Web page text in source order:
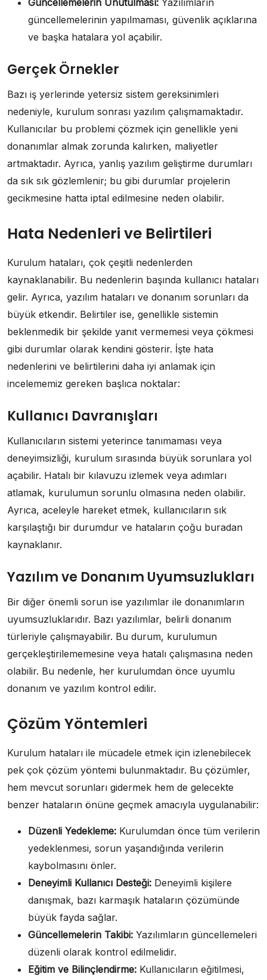
Güncellemelerin Unutulması: Yazılımların
güncellemelerinin yapılmaması, güvenlik açıklarına
ve başka hatalara yol açabilir.
Gerçek Örnekler
Bazı iş yerlerinde yetersiz sistem gereksinimleri
nedeniyle, kurulum sonrası yazılım çalışmamaktadır.
Kullanıcılar bu problemi çözmek için genellikle yeni
donanımlar almak zorunda kalırken, maliyetler
artmaktadır. Ayrıca, yanlış yazılım geliştirme durumları
da sık sık gözlemlenir; bu gibi durumlar projelerin
gecikmesine hatta iptal edilmesine neden olabilir.
Hata Nedenleri ve Belirtileri
Kurulum hataları, çok çeşitli nedenlerden
kaynaklanabilir. Bu nedenlerin başında kullanıcı hataları
gelir. Ayrıca, yazılım hataları ve donanım sorunları da
büyük etkendir. Belirtiler ise, genellikle sistemin
beklenmedik bir şekilde yanıt vermemesi veya çökmesi
gibi durumlar olarak kendini gösterir. İşte hata
nedenlerini ve belirtilerini daha iyi anlamak için
incelememiz gereken başlıca noktalar:
Kullanıcı Davranışları
Kullanıcıların sistemi yeterince tanımaması veya
deneyimsizliği, kurulum sırasında büyük sorunlara yol
açabilir. Hatalı bir kılavuzu izlemek veya adımları
atlamak, kurulumun sorunlu olmasına neden olabilir.
Ayrıca, aceleyle hareket etmek, kullanıcıların sık
karşılaştığı bir durumdur ve hataların çoğu buradan
kaynaklanır.
Yazılım ve Donanım Uyumsuzlukları
Bir diğer önemli sorun ise yazılımlar ile donanımların
uyumsuzluklarıdır. Bazı yazılımlar, belirli donanım
türleriyle çalışmayabilir. Bu durum, kurulumun
gerçekleştirilememesine veya hatalı çalışmasına neden
olabilir. Bu nedenle, her kurulumdan önce uyumlu
donanım ve yazılım kontrol edilir.
Çözüm Yöntemleri
Kurulum hataları ile mücadele etmek için izlenebilecek
pek çok çözüm yöntemi bulunmaktadır. Bu çözümler,
hem mevcut sorunları gidermek hem de gelecekte
benzer hataların önüne geçmek amacıyla uygulanabilir:
Düzenli Yedekleme: Kurulumdan önce tüm verilerin
yedeklenmesi, sorun yaşandığında verilerin
kaybolmasını önler.
Deneyimli Kullanıcı Desteği: Deneyimli kişilere
danışmak, bazı karmaşık hataların çözümünde
büyük fayda sağlar.
Güncellemelerin Takibi: Yazılımların güncellemeleri
düzenli olarak kontrol edilmelidir.
Eğitim ve Bilinçlendirme: Kullanıcıların eğitilmesi,